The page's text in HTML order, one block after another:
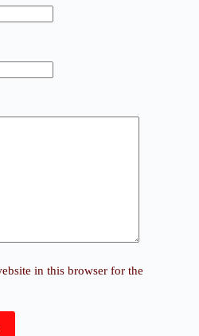
in this browser for the